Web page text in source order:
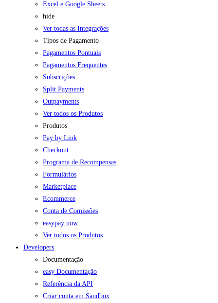
Excel e Google Sheets
hide
Ver todas as Integrações
Tipos de Pagamento
Pagamentos Pontuais
Pagamentos Frequentes
Subscrições
Split Payments
Outpayments
Ver todos os Produtos
Produtos
Pay by Link
Checkout
Programa de Recompensas
Formulários
Marketplace
Ecommerce
Conta de Comissões
easypay now
Ver todos os Produtos
Developers
Documentação
easy Documentação
Referência da API
Criar conta em Sandbox